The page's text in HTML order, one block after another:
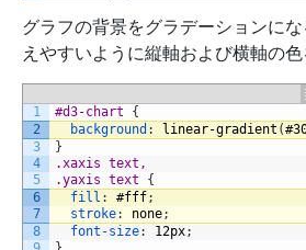
グラフの背景をグラデーションに
えやすいように縦軸および横軸の色
1
2
3
4
5
6
7
8
#d3-chart {
background : linear-gradient (
}
.xaxis text,
.yaxis text {
fill : #fff;
stroke: none;
font-size: 12px;